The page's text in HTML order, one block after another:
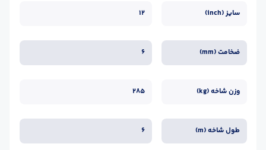
سایز (inch) 12
ضخامت (mm) 6
وزن شاخه (kg) 285
طول شاخه (m) 6